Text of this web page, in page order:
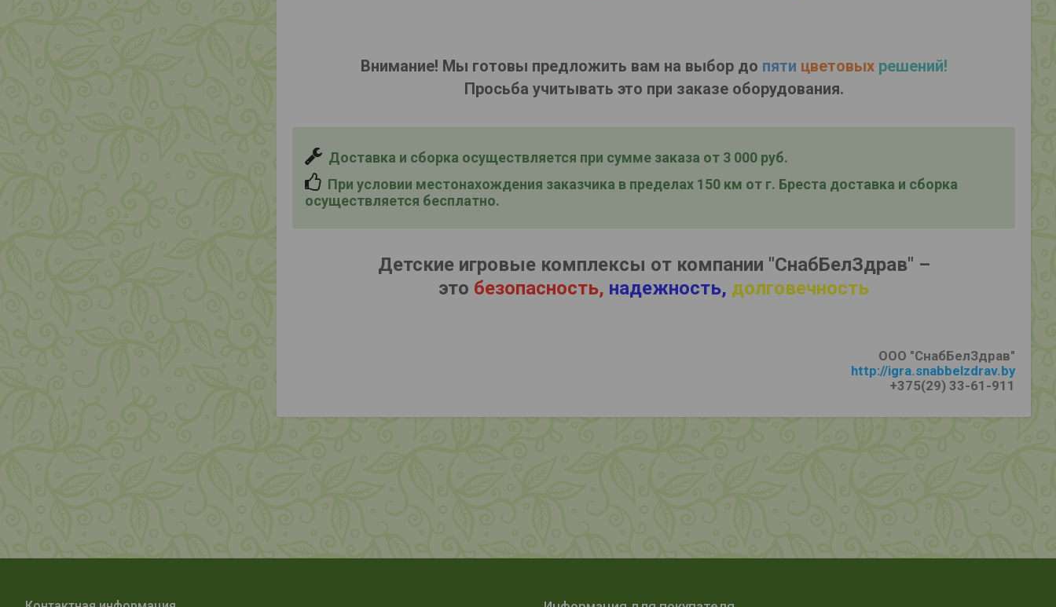
Внимание! Мы готовы предложить вам на выбор до пяти цветовыхрешений!
Просьба учитывать это при заказе оборудования.
Доставка и сборка осуществляется при сумме заказа от 3 000 руб.
При условии местонахождения заказчика в пределах 150 км от г. Бреста доставка и сборка
осуществляется бесплатно.
Детские игровые комплексы от компании "СнабБелЗдрав" –
это безопасность, надежность, долговечность
ООО "СнабБелЗдрав"
http://igra.snabbelzdrav.by
+375(29) 33-61-911